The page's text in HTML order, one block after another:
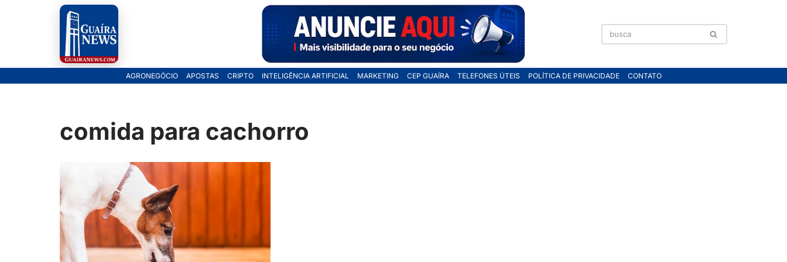
AGRONEGÓCIO APOSTAS CRIPTO INTELIGÊNCIA ARTIFICIAL MARKETING CEP GUAÍRA TELEFONES ÚTEIS POLÍTICA DE PRIVACIDADE CONTATO
comida para cachorro